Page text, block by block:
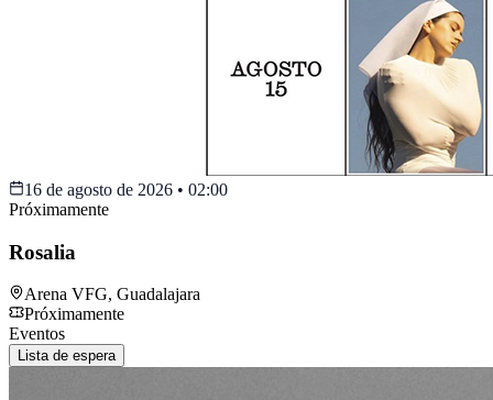
16 de agosto de 2026 • 02:00
Próximamente
Rosalia
Arena VFG, Guadalajara
Próximamente
Eventos
Lista de espera